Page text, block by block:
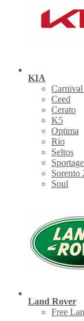
KIA
Ceed
Cerato
K5
Optima
Rio
Seltos
Sportage
Sorento
Soul
Land Rover
Free